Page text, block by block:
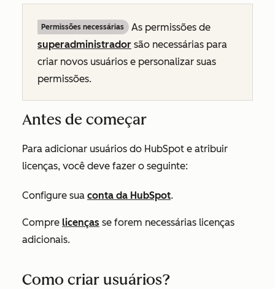
Permissões necessárias
As permissões de
superadministrador são necessárias para
criar novos usuários e personalizar suas
permissões.
Antes de começar
Para adicionar usuários do HubSpot e atribuir
licenças, você deve fazer o seguinte:
Configure sua conta da HubSpot.
Compre licenças se forem necessárias licenças
adicionais.
Como criar usuários?